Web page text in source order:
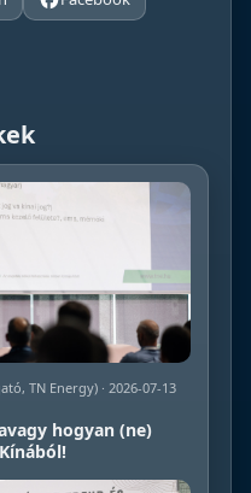
TN Energy) · 2026-07-13
hogyan (ne)